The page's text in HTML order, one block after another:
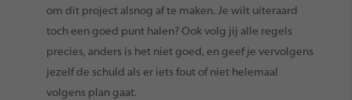
om dit project alsnog af te maken. Je wilt uiteraard
toch een goed punt halen? Ook volg jij alle regels
precies, anders is het niet goed, en geef je vervolgens
jezelf de schuld als er iets fout of niet helemaal
volgens plan gaat.